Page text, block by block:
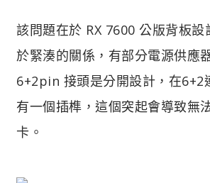
該問題在於 RX 7600 公版背板設
於緊湊的關係，有部分電源供應
6+2pin 接頭是分開設計，在6+2
有一個插榫，這個突起會導致無
卡。